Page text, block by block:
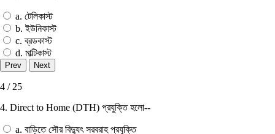
a. টেলিকাস্ট
b. ইউনিকাস্ট
c. ব্রডকাস্ট
d. মাল্টিকাস্ট
4 / 25
4. Direct to Home (DTH) প্রযুক্তি হলাে--
a. বাড়িতে সৌর বিদ্যুৎ সরবরাহ প্রযুক্তি